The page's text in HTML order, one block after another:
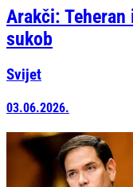
Arakči:
sukob
Svijet
03.06.2026.